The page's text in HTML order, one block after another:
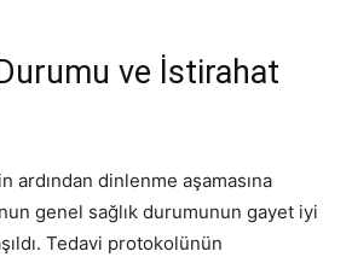
ve İstirahat
ardından dinlenme aşamasına
genel sağlık durumunun gayet iyi
Tedavi protokolünün